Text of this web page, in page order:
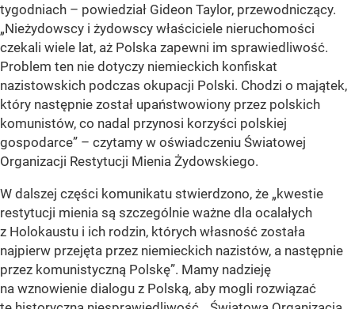
tygodniach – powiedział Gideon Taylor, przewodniczący.
„Nieżydowscy i żydowscy właściciele nieruchomości
czekali wiele lat, aż Polska zapewni im sprawiedliwość.
Problem ten nie dotyczy niemieckich konfiskat
nazistowskich podczas okupacji Polski. Chodzi o majątek,
który następnie został upaństwowiony przez polskich
komunistów, co nadal przynosi korzyści polskiej
gospodarce” – czytamy w oświadczeniu Światowej
Organizacji Restytucji Mienia Żydowskiego.
W dalszej części komunikatu stwierdzono, że „kwestie
restytucji mienia są szczególnie ważne dla ocalałych
z Holokaustu i ich rodzin, których własność została
najpierw przejęta przez niemieckich nazistów, a następnie
przez komunistyczną Polskę”. Mamy nadzieję
na wznowienie dialogu z Polską, aby mogli rozwiązać